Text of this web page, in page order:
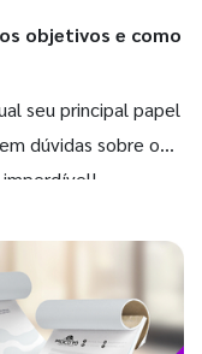
objetivos e como
seu principal papel
dúvidas sobre o